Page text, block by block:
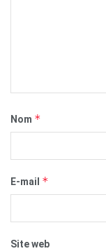
Nom *
E-mail *
Site web